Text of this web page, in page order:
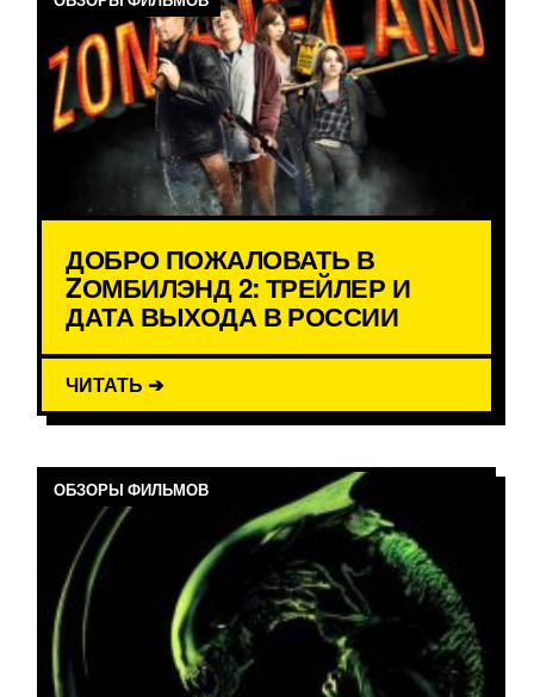
ДОБРО ПОЖАЛОВАТЬ В
ZОМБИЛЭНД 2: ТРЕЙЛЕР И
ДАТА ВЫХОДА В РОССИИ
ЧИТАТЬ ➔
ОБЗОРЫ ФИЛЬМОВ